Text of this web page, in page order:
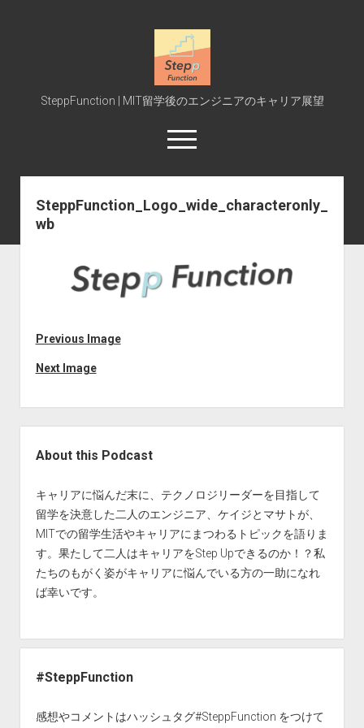
SteppFunction
SteppFunction | MIT留学後のエンジニアのキャリア展望
open
menu
twitterrss steppfunction@gmail.com
podcastspotify
MIT授業
About Us
SteppFunction_Logo_wide_characteronly_
wb
Previous Image
Next Image
About this Podcast
キャリアに悩んだ末に、テクノロジリーダーを目指して
留学を決意した二人のエンジニア、ケイジとマサトが、
MITでの留学生活やキャリアにまつわるトピックを語りま
す。果たして二人はキャリアをStep Upできるのか！？私
たちのもがく姿がキャリアに悩んでいる方の一助になれ
ば幸いです。
#SteppFunction
感想やコメントはハッシュタグ#SteppFunction をつけて